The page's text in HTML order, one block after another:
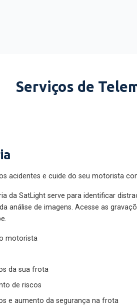
Serviços de
acidentes e cuide do seu motorista
da SatLight serve para identificar
análise de imagens. Acesse as
motorista
da sua frota
de riscos
e aumento da segurança na frota